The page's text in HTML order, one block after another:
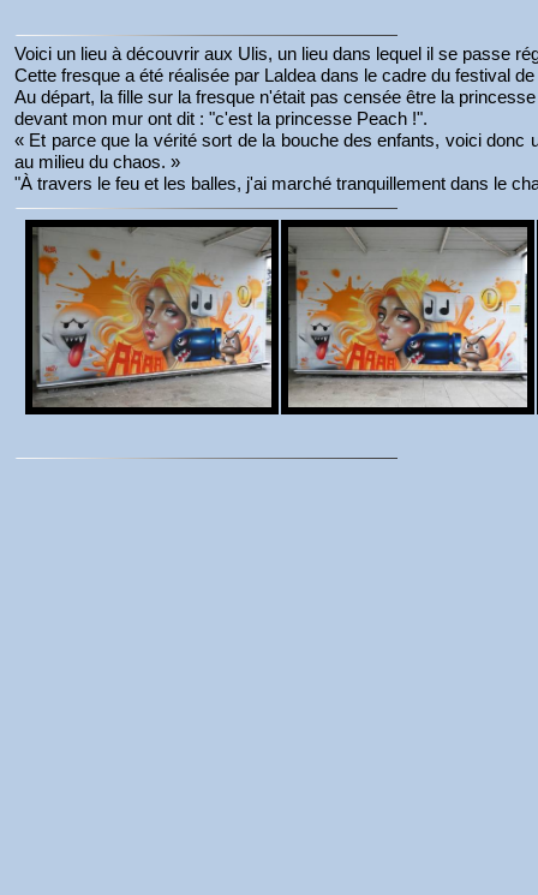
Voici un lieu à découvrir aux Ulis, un lieu dans lequel il se passe
Cette fresque a été réalisée par Laldea dans le cadre du festival
Au départ, la fille sur la fresque n'était pas censée être la
devant mon mur ont dit : "c'est la princesse Peach !".
« Et parce que la vérité sort de la bouche des enfants, voici
au milieu du chaos. »
"À travers le feu et les balles, j'ai marché tranquillement dans le